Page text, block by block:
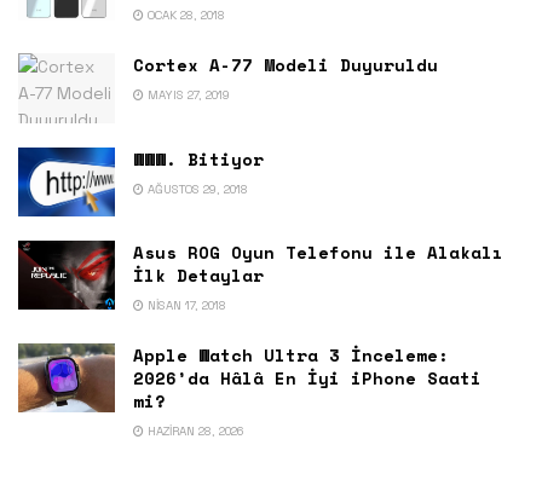
OCAK 28, 2018
Cortex A-77 Modeli Duyuruldu
MAYIS 27, 2019
WWW. Bitiyor
AĞUSTOS 29, 2018
Asus ROG Oyun Telefonu ile Alakalı
İlk Detaylar
NISAN 17, 2018
Apple Watch Ultra 3 İnceleme:
2026’da Hâlâ En İyi iPhone Saati
mi?
HAZIRAN 28, 2026